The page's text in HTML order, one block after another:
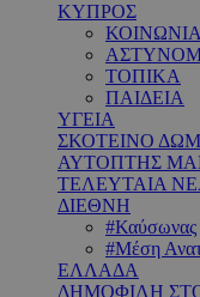
ΚΥΠΡΟΣ
ΚΟΙΝΩΝΙΑ
ΤΟΠΙΚΑ
ΠΑΙΔΕΙΑ
ΥΓΕΙΑ
ΣΚΟΤΕΙΝΟ
ΑΥΤΟΠΤΗΣ
ΤΕΛΕΥΤΑΙΑ
ΔΙΕΘΝΗ
#Καύσωνας
#Μέση
ΕΛΛΑΔΑ
ΔΗΜΟΦΙΛΗ